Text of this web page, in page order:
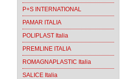
P+S INTERNATIONAL
PAMAR ITALIA
POLIPLAST Italia
PREMLINE ITALIA
ROMAGNAPLASTIC Italia
SALICE Italia